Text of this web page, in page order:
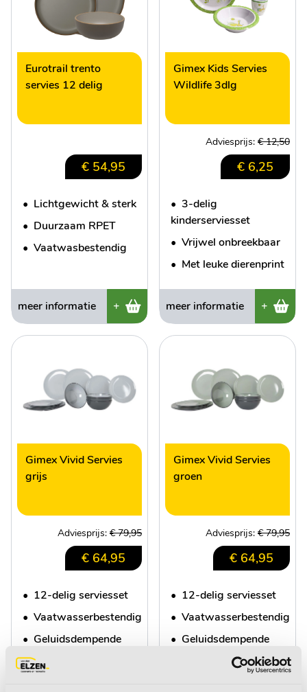
Eurotrail trento
servies 12 delig
€ 54,95
• Lichtgewicht & sterk
• Duurzaam RPET
• Vaatwasbestendig
meer informatie +
Gimex Kids Servies
Wildlife 3dlg
Adviesprijs: € 12,50
€ 6,25
• 3-delig
kinderserviesset
• Vrijwel onbreekbaar
• Met leuke dierenprint
meer informatie +
Gimex Vivid Servies
grijs
Adviesprijs: € 79,95
€ 64,95
• 12-delig serviesset
• Vaatwasserbestendig
• Geluidsdempende
anti-slip
Gimex Vivid Servies
groen
Adviesprijs: € 79,95
€ 64,95
• 12-delig serviesset
• Vaatwasserbestendig
• Geluidsdempende